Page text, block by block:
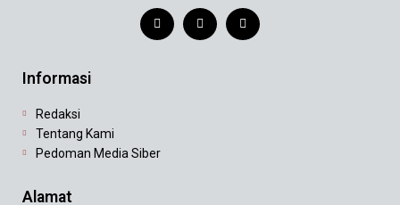
Informasi
Redaksi
Tentang Kami
Pedoman Media Siber
Alamat